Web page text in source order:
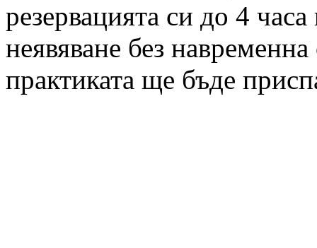
резервацията си до 4
неявяване без
практиката ще бъде